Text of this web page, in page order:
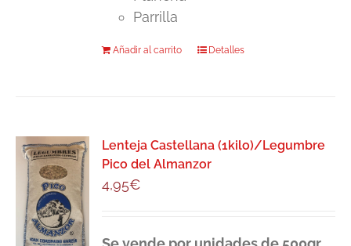
Parrilla
Añadir al carrito Detalles
Lenteja Castellana (1kilo)/Legumbre
Pico del Almanzor
4,95€